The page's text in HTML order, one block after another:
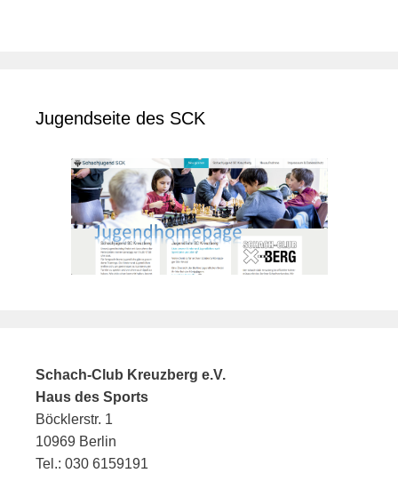
Jugendseite des SCK
Schach-Club Kreuzberg e.V.
Haus des Sports
Böcklerstr. 1
10969 Berlin
Tel.: 030 6159191